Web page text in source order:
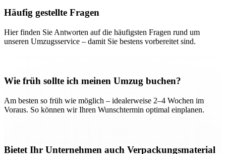
Häufig gestellte Fragen
Hier finden Sie Antworten auf die häufigsten Fragen rund um
unseren Umzugsservice – damit Sie bestens vorbereitet sind.
Wie früh sollte ich meinen Umzug buchen?
Am besten so früh wie möglich – idealerweise 2–4 Wochen im
Voraus. So können wir Ihren Wunschtermin optimal einplanen.
Bietet Ihr Unternehmen auch Verpackungsmaterial